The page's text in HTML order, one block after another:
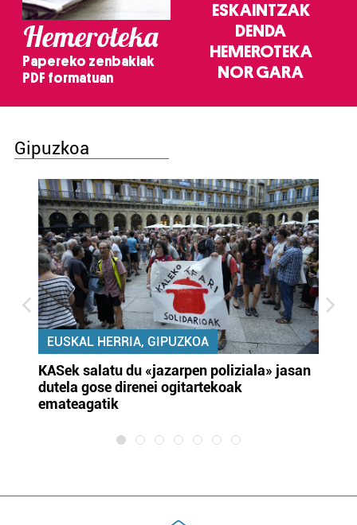
Hemeroteka
Papereko zenbakiak
PDF formatuan
ESKAINTZAK
DENDA
HEMEROTEKA
NOR GARA
Gipuzkoa
EUSKAL HERRIA, GIPUZKOA
KASek salatu du «jazarpen poliziala» jasan
dutela gose direnei ogitartekoak
emateagatik